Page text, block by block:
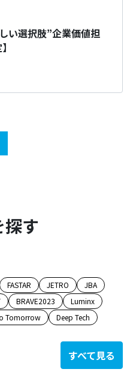
い選択肢”企業価値担
す
FASTAR JETRO
JBA
BRAVE2023
Luminx
Tomorrow
Deep Tech
すべて見る